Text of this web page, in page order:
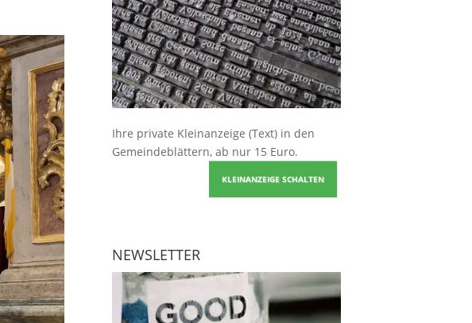
Ihre private Kleinanzeige (Text) in den
Gemeindeblättern, ab nur 15 Euro.
KLEINANZEIGE SCHALTEN
NEWSLETTER